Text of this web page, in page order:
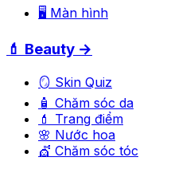
🖥️ Màn hình
💄 Beauty →
🪞 Skin Quiz
🧴 Chăm sóc da
💄 Trang điểm
🌸 Nước hoa
💇 Chăm sóc tóc